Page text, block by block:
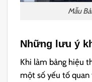
Mẫu
Những lưu ý
Khi làm bảng hiệu
một số yếu tố